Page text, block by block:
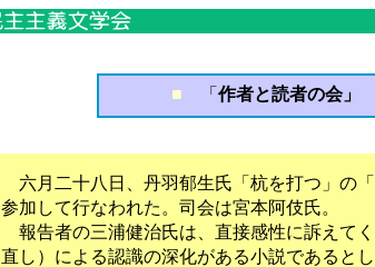
■ 「 作者と読者の会」
六月二十八日、丹羽郁生氏「杭を打つ」の
参加して行なわれた。司会は宮本阿伎氏。
報告者の三浦健治氏は、直接感性に訴えて
直し）による認識の深化がある小説であると